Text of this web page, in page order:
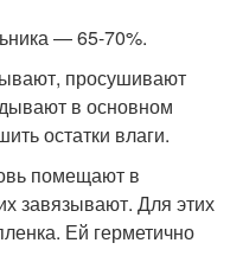
— 65-70%.
просушивают
в основном
остатки влаги.
помещают в
завязывают. Для этих
Ей герметично